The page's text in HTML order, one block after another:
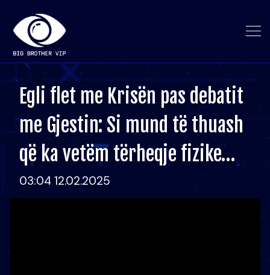
Egli flet me Krisën pas debatit
me Gjestin: Si mund të thuash
që ka vetëm tërheqje fizike…
03:04 12.02.2025